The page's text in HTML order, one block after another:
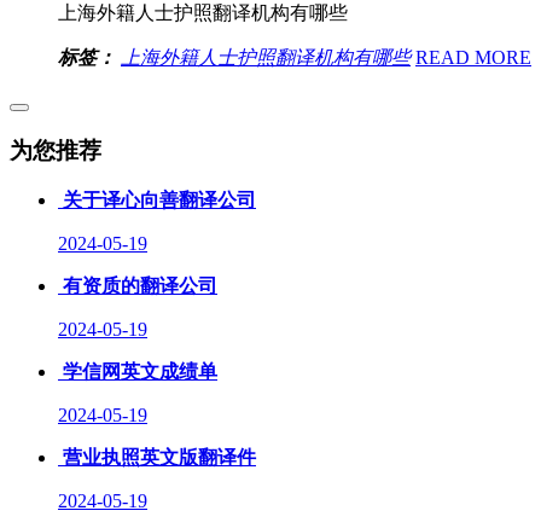
上海外籍人士护照翻译机构有哪些
标签： 上海外籍人士护照翻译机构有哪些 READ MORE
为您推荐
关于译心向善翻译公司
2024-05-19
有资质的翻译公司
2024-05-19
学信网英文成绩单
2024-05-19
营业执照英文版翻译件
2024-05-19